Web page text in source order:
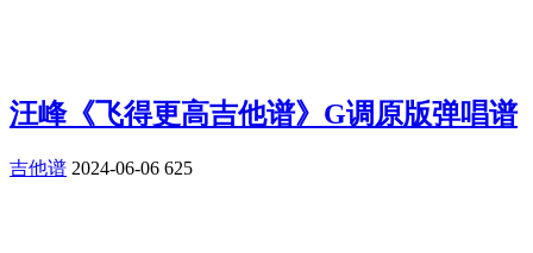
汪峰《飞得更高吉他谱》G调原版弹唱谱
吉他谱 2024-06-06 625